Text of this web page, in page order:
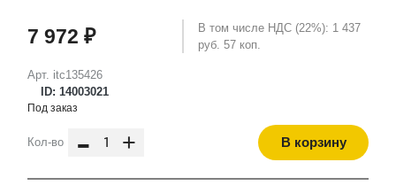
Арт. itc135426
ID: 14003021
7 972 ₽
В том числе НДС (22%): 1 437
руб. 57 коп.
Под заказ
Кол-во - + В корзину